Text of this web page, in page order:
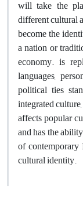
will take the
different cultural
become the
a nation or
economy. is
languages,
political ties
integrated
affects popular
and has the
of
cultural identity.